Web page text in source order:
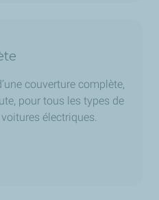
couverture complète,
pour tous les types de
électriques.